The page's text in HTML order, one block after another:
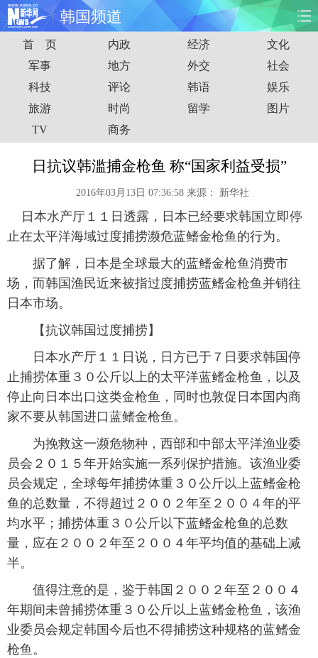
韩国频道
首页 时政 国际 财经
娱乐 体育 人事 教育
时尚 思客
港澳 台湾 华人 汽车
能源 房产
图片 视频 彩票 食品
旅游 健康 信息化 数据
金融
新华电视中文 新华电视英文 返回PC
首 页 内政 经济
文化
军事
地方 外交
社会
科技
评论 韩语
娱乐
旅游
时尚 留学
图片
TV
商务
日抗议韩滥捕金枪鱼 称“国家利益受损”
2016年03月13日 07:36:58 来源： 新华社
日本水产厅１１日透露，日本已经要求韩国立即停
止在太平洋海域过度捕捞濒危蓝鳍金枪鱼的行为。
据了解，日本是全球最大的蓝鳍金枪鱼消费市
场，而韩国渔民近来被指过度捕捞蓝鳍金枪鱼并销往
日本市场。
【抗议韩国过度捕捞】
日本水产厅１１日说，日方已于７日要求韩国停
止捕捞体重３０公斤以上的太平洋蓝鳍金枪鱼，以及
停止向日本出口这类金枪鱼，同时也敦促日本国内商
家不要从韩国进口蓝鳍金枪鱼。
为挽救这一濒危物种，西部和中部太平洋渔业委
员会２０１５年开始实施一系列保护措施。该渔业委
员会规定，全球每年捕捞体重３０公斤以上蓝鳍金枪
鱼的总数量，不得超过２００２年至２００４年的平
均水平；捕捞体重３０公斤以下蓝鳍金枪鱼的总数
量，应在２００２年至２００４年平均值的基础上减
半。
值得注意的是，鉴于韩国２００２年至２００４
年期间未曾捕捞体重３０公斤以上蓝鳍金枪鱼，该渔
业委员会规定韩国今后也不得捕捞这种规格的蓝鳍金
枪鱼。